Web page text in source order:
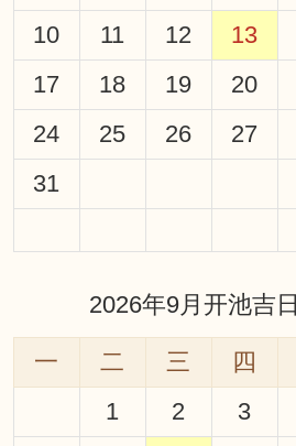
10
11 12 13
17
18 19 20
24
25 26 27
31
2026年9月开池吉日
一 二 三 四
1
2 3